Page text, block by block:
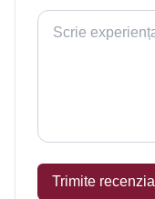
Trimite recenzia